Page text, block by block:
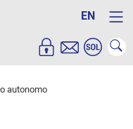
EN
autonomo